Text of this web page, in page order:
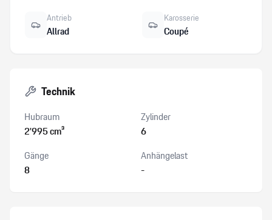
Antrieb
Allrad
Karosserie
Coupé
Technik
Hubraum
2’995 cm³
Zylinder
6
Gänge
8
Anhängelast
-